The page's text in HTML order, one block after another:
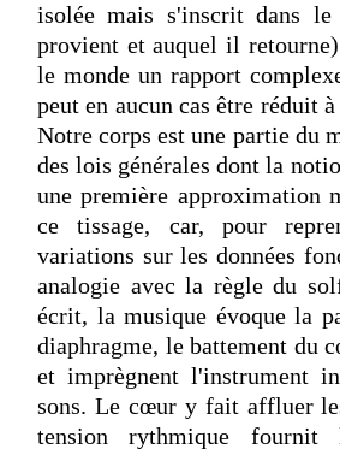
isolée mais s'inscrit dans
provient et auquel il
le monde un rapport
peut en aucun cas être réduit
Notre corps est une partie du
des lois générales dont la
une première approximation
ce tissage, car, pour
variations sur les données
analogie avec la règle du
écrit, la musique évoque la
diaphragme, le battement du
et imprègnent l'instrument
sons. Le cœur y fait affluer
tension rythmique